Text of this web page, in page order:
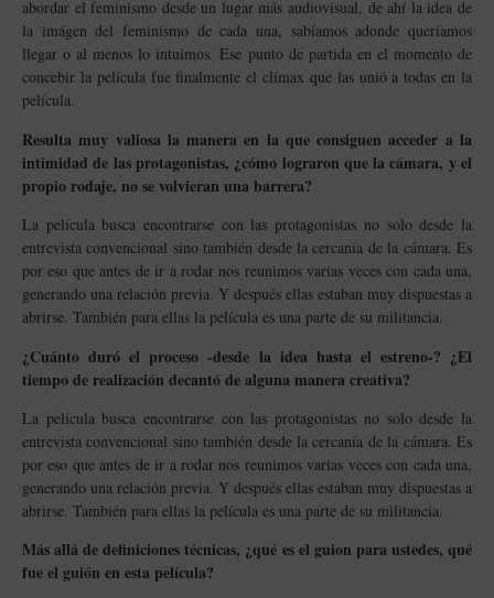
abordar el feminismo desde un lugar más audiovisual, de ahí la idea de
la imágen del feminismo de cada una, sabíamos adonde queríamos
llegar o al menos lo intuimos. Ese punto de partida en el momento de
concebir la película fue finalmente el clímax que las unió a todas en la
película.
Resulta muy valiosa la manera en la que consiguen acceder a la
intimidad de las protagonistas, ¿cómo lograron que la cámara, y el
propio rodaje, no se volvieran una barrera?
La película busca encontrarse con las protagonistas no solo desde la
entrevista convencional sino también desde la cercanía de la cámara. Es
por eso que antes de ir a rodar nos reunimos varias veces con cada una,
generando una relación previa. Y después ellas estaban muy dispuestas a
abrirse. También para ellas la película es una parte de su militancia.
¿Cuánto duró el proceso -desde la idea hasta el estreno-? ¿El
tiempo de realización decantó de alguna manera creativa?
La película busca encontrarse con las protagonistas no solo desde la
entrevista convencional sino también desde la cercanía de la cámara. Es
por eso que antes de ir a rodar nos reunimos varias veces con cada una,
generando una relación previa. Y después ellas estaban muy dispuestas a
abrirse. También para ellas la película es una parte de su militancia.
Más allá de definiciones técnicas, ¿qué es el guion para ustedes, qué
fue el guión en esta película?